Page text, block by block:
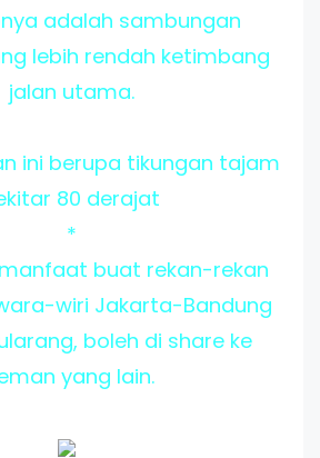
adalah sambungan
lebih rendah ketimbang
jalan utama.
ini berupa tikungan tajam
80 derajat
*
buat rekan-rekan
wiri Jakarta-Bandung
boleh di share ke
yang lain.